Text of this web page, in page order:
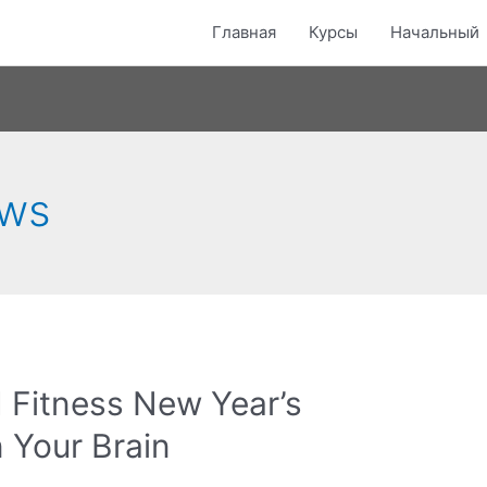
Главная Курсы Начальный
New Year’s
Brain